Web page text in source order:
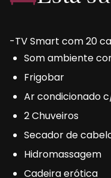
-TV Smart com 20
Som ambiente
Frigobar
Ar condicionado
2 Chuveiros
Secador de
Hidromassagem
Cadeira erótica